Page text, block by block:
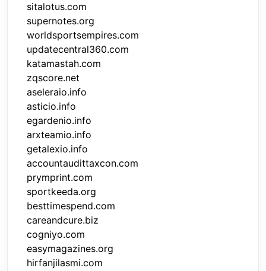
sitalotus.com
supernotes.org
worldsportsempires.com
updatecentral360.com
katamastah.com
zqscore.net
aseleraio.info
asticio.info
egardenio.info
arxteamio.info
getalexio.info
accountaudittaxcon.com
prymprint.com
sportkeeda.org
besttimespend.com
careandcure.biz
cogniyo.com
easymagazines.org
hirfanjilasmi.com